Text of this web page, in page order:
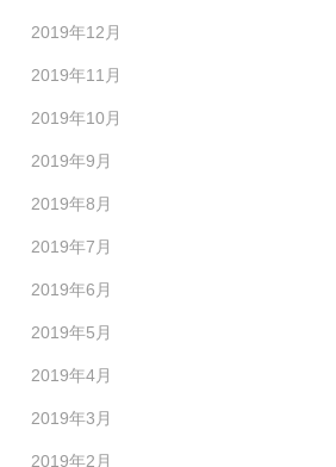
2019年12月
2019年11月
2019年10月
2019年9月
2019年8月
2019年7月
2019年6月
2019年5月
2019年4月
2019年3月
2019年2月